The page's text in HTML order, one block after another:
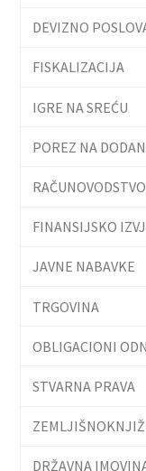
DEVIZNO
FISKALIZACIJA
IGRE NA SREĆU
POREZ NA
FINANSIJSKO
JAVNE NABAVKE
TRGOVINA
OBLIGACIONI
STVARNA PRAVA
DRŽAVNA